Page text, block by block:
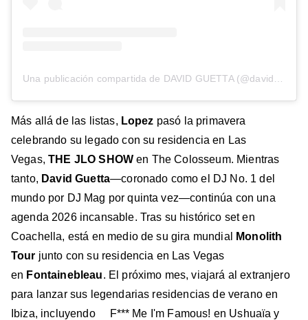
Más allá de las listas, Lopez pasó la primavera
celebrando su legado con su residencia en Las
Vegas,THE JLO SHOW en The Colosseum. Mientras
tanto, David Guetta—coronado como el DJ No. 1 del
mundo por DJ Mag por quinta vez—continúa con una
agenda 2026 incansable. Tras su histórico set en
Coachella, está en medio de su gira mundial
Monolith
Tour junto con su residencia en Las Vegas
en Fontainebleau. El próximo mes, viajará al extranjero
para lanzar sus legendarias residencias de verano en
Ibiza, incluyendo F*** Me I'm Famous! en Ushuaïa y